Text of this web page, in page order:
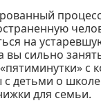
на
вы сильно
с
с детьми о
для семьи.